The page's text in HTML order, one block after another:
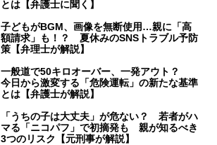
とは【弁護士に聞く】
子どもがBGM、画像を無断使用…親に「高
額請求」も！？ 夏休みのSNSトラブル予防
策【弁理士が解説】
一般道で50キロオーバー、一発アウト？
今日から激変する「危険運転」の新たな基準
とは【弁護士が解説】
「うちの子は大丈夫」が危ない？ 若者がハ
マる「ニコパフ」で初摘発も 親が知るべき
3つのリスク【元刑事が解説】